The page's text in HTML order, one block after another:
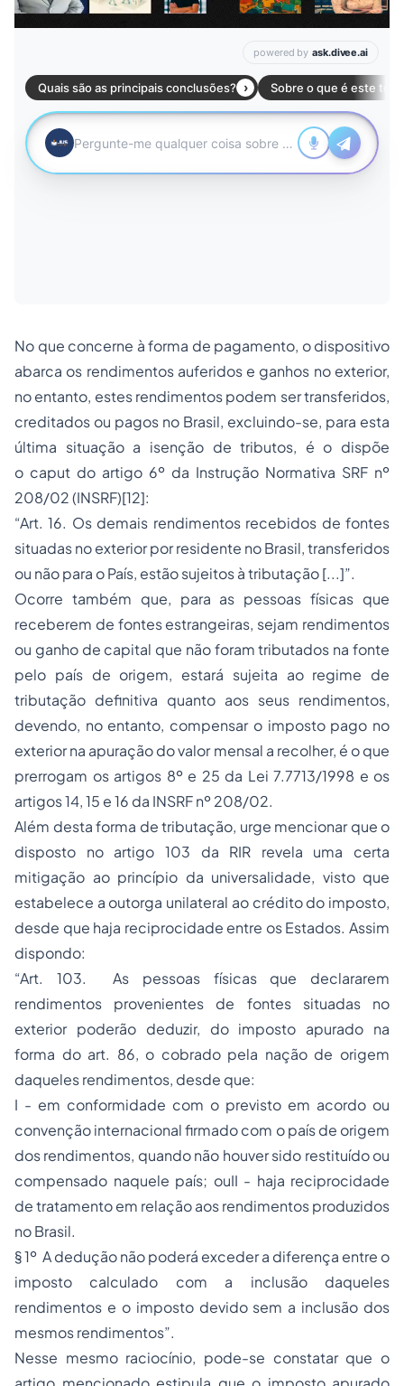
No que concerne à forma de pagamento, o dispositivo
abarca os rendimentos auferidos e ganhos no exterior,
no entanto, estes rendimentos podem ser transferidos,
creditados ou pagos no Brasil, excluindo-se, para esta
última situação a isenção de tributos, é o dispõe
o caput do artigo 6º da Instrução Normativa SRF nº
208/02 (INSRF)[12]:
“Art. 16. Os demais rendimentos recebidos de fontes
situadas no exterior por residente no Brasil, transferidos
ou não para o País, estão sujeitos à tributação [...]”.
Ocorre também que, para as pessoas físicas que
receberem de fontes estrangeiras, sejam rendimentos
ou ganho de capital que não foram tributados na fonte
pelo país de origem, estará sujeita ao regime de
tributação definitiva quanto aos seus rendimentos,
devendo, no entanto, compensar o imposto pago no
exterior na apuração do valor mensal a recolher, é o que
prerrogam os artigos 8º e 25 da Lei 7.7713/1998 e os
artigos 14, 15 e 16 da INSRF nº 208/02.
Além desta forma de tributação, urge mencionar que o
disposto no artigo 103 da RIR revela uma certa
mitigação ao princípio da universalidade, visto que
estabelece a outorga unilateral ao crédito do imposto,
desde que haja reciprocidade entre os Estados. Assim
dispondo:
“Art. 103. As pessoas físicas que declararem
rendimentos provenientes de fontes situadas no
exterior poderão deduzir, do imposto apurado na
forma do art. 86, o cobrado pela nação de origem
daqueles rendimentos, desde que:
I - em conformidade com o previsto em acordo ou
convenção internacional firmado com o país de origem
dos rendimentos, quando não houver sido restituído ou
compensado naquele país; ouII - haja reciprocidade
de tratamento em relação aos rendimentos produzidos
no Brasil.
§ 1º A dedução não poderá exceder a diferença entre o
imposto calculado com a inclusão daqueles
rendimentos e o imposto devido sem a inclusão dos
mesmos rendimentos”.
Nesse mesmo raciocínio, pode-se constatar que o